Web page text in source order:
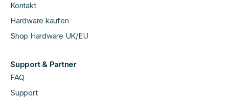
Kontakt
Hardware kaufen
Shop Hardware UK/EU
Support & Partner
FAQ
Support